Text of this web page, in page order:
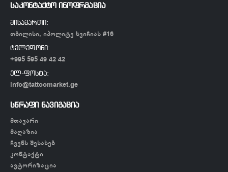
საკონტაქტო ინოფრმაცია
მისამართი:
თბილისი, იპოლიტე ხვიჩიას #16
ტელეფონი:
+995 595 49 42 42
ელ-ფოსტა:
info@tattoomarket.ge
სწრაფი ნავიგაცია
მთავარი
მაღაზია
ჩვენს შესახებ
კონტაქტი
ავტორიზაცია